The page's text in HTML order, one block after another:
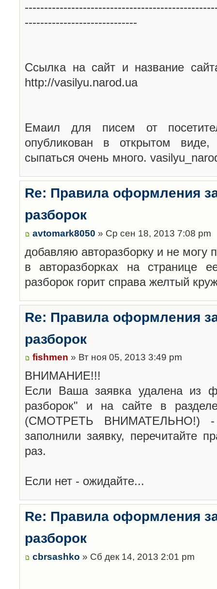
-----------------------------
Ссылка на сайт и название
http://vasilyu.narod.ua
Емаил для писем от
опубликован в открытом
сыпаться очень много.
Re: Правила оформления
разборок
avtomark8050 » Ср сен 18, 2013 7:08 pm
добавляю авторазборку и не могу
в авторазборках на странице
разборок горит справа желтый
Re: Правила оформления
разборок
fishmen » Вт ноя 05, 2013 3:49 pm
ВНИМАНИЕ!!!
Если Ваша заявка удалена из
разборок" и на сайте в
(СМОТРЕТЬ ВНИМАТЕЛЬНО!)
заполнили заявку, перечитайте
раз.
Если нет - ожидайте...
Re: Правила оформления
разборок
cbrsashko » Сб дек 14, 2013 2:01 pm